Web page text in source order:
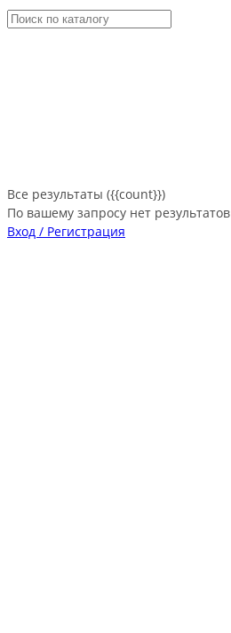
Все результаты ({{count}})
По вашему запросу нет результатов
Вход / Регистрация